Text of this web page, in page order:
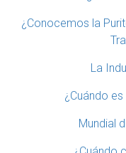
¿Conocemos la
La
¿Cuándo
Mundial